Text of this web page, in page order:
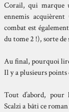
Corail, qui marque
ennemis
combat est
du tome 2 !), sorte
Au final, pourquoi
Il y a plusieurs
Tout d’abord, pour
Scalzi a bâti ce